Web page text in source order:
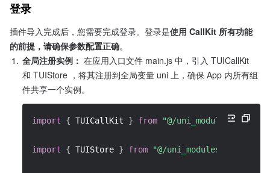
登录
插件导入完成后，您需要完成登录。登录是使用 CallKit 所有功能
的前提，请确保参数配置正确。
1. 全局注册实例： 在应用入口文件 main.js 中，引入 TUICallKit
和 TUIStore ，将其注册到全局变量 uni 上，确保 App 内所有组
件共享一个实例。
import { TUICallKit } from "@/uni_modules/
import { TUIStore } from "@/uni_modules/